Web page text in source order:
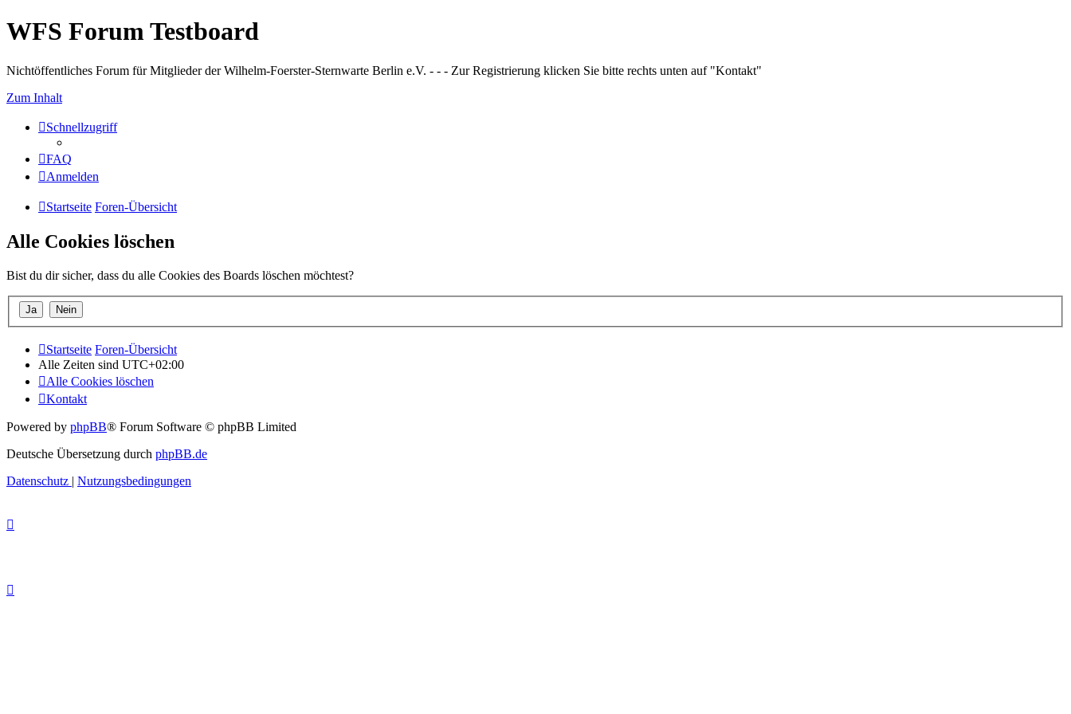
WFS Forum Testboard
Nichtöffentliches Forum für Mitglieder der Wilhelm-Foerster-Sternwarte Berlin e.V. - - - Zur Registrierung klicken Sie bitte rechts unten auf "Kontakt"
Zum Inhalt
Schnellzugriff
FAQ
Anmelden
Startseite Foren-Übersicht
Alle Cookies löschen
Bist du dir sicher, dass du alle Cookies des Boards löschen möchtest?
Startseite Foren-Übersicht
Alle Zeiten sind UTC+02:00
Alle Cookies löschen
Kontakt
Powered by phpBB® Forum Software © phpBB Limited
Deutsche Übersetzung durch phpBB.de
Datenschutz | Nutzungsbedingungen